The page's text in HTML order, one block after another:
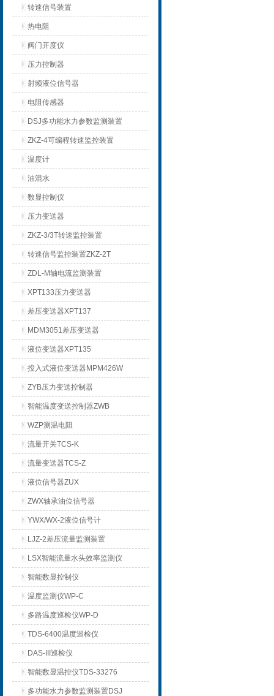
转速信号装置
热电阻
阀门开度仪
压力控制器
射频液位信号器
电阻传感器
DSJ多功能水力参数监测装置
ZKZ-4可编程转速监控装置
温度计
油混水
数显控制仪
压力变送器
ZKZ-3/3T转速监控装置
转速信号监控装置ZKZ-2T
ZDL-M轴电流监测装置
XPT133压力变送器
差压变送器XPT137
MDM3051差压变送器
液位变送器XPT135
投入式液位变送器MPM426W
ZYB压力变送控制器
智能温度变送控制器ZWB
WZP测温电阻
流量开关TCS-K
流量变送器TCS-Z
液位信号器ZUX
ZWX轴承油位信号器
YWX/WX-2液位信号计
LJZ-2差压流量监测装置
LSX智能流量水头效率监测仪
智能数显控制仪
温度监测仪WP-C
多路温度巡检仪WP-D
TDS-6400温度巡检仪
DAS-III巡检仪
智能数显温控仪TDS-33276
多功能水力参数监测装置DSJ